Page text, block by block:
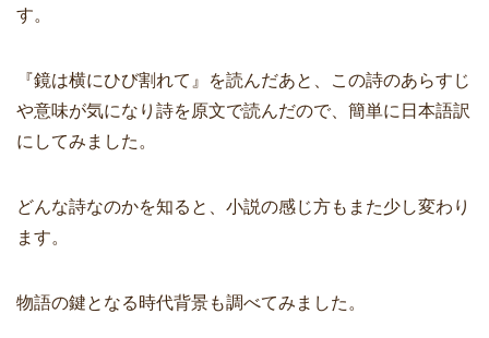
す。
『鏡は横にひび割れて』を読んだあと、この詩のあらすじ
や意味が気になり詩を原文で読んだので、簡単に日本語訳
にしてみました。
どんな詩なのかを知ると、小説の感じ方もまた少し変わり
ます。
物語の鍵となる時代背景も調べてみました。